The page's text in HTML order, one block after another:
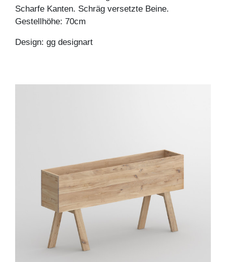
Scharfe Kanten. Schräg versetzte Beine.
Gestellhöhe: 70cm
Design: gg designart